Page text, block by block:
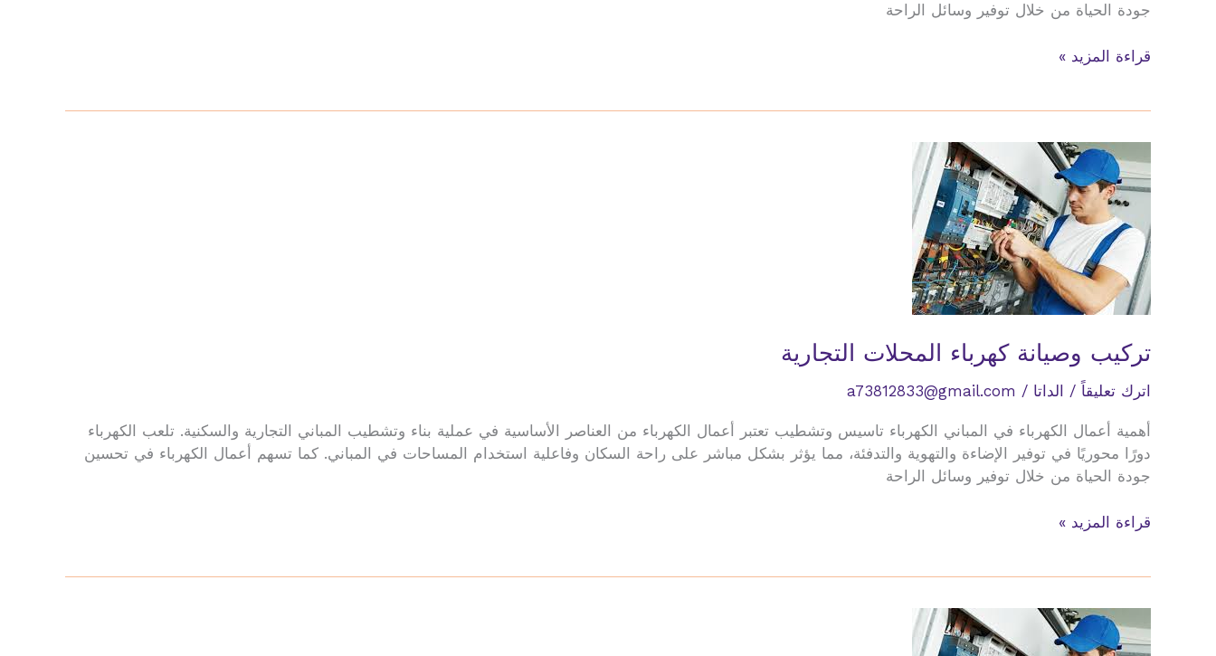
جودة الحياة من خلال توفير وسائل الراحة
تمديد
قراءة المزيد »
تركيب وصيانة كهرباء المحلات التجارية
اترك تعليقاً / الداتا /
a73812833@gmail.com
أهمية أعمال الكهرباء في المباني الكهرباء تاسيس وتشطيب تعتبر أعمال الكهرباء من العناصر الأساسية في عملية بناء وتشطيب المباني التجارية والسكنية. تلعب الكهرباء
دورًا محوريًا في توفير الإضاءة والتهوية والتدفئة، مما يؤثر بشكل مباشر على راحة السكان وفاعلية استخدام المساحات في المباني. كما تسهم أعمال الكهرباء في تحسين
جودة الحياة من خلال توفير وسائل الراحة
تركيب
التجارية
قراءة المزيد »